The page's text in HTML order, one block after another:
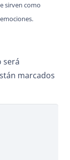
sirven como
será
marcados